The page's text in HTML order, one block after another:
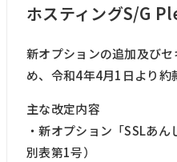
ホスティングS/G
新オプションの追加及び
め、令和4年4月1日より約
主な改定内容
・新オプション「SSLあん
別表第1号）